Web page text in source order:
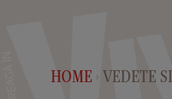
HOME > VEDETE